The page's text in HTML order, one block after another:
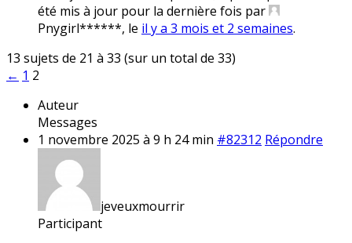
été mis à jour pour la dernière fois par
Pnygirl******, le il y a 3 mois et 2 semaines.
13 sujets de 21 à 33 (sur un total de 33)
← 1 2
Auteur
Messages
1 novembre 2025 à 9 h 24 min #82312 Répondre
jeveuxmourrir
Participant